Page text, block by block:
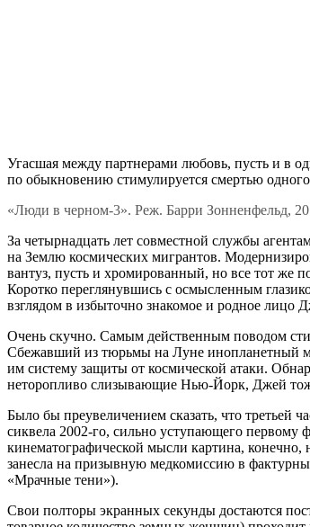
Угасшая между партнерами любовь, пусть и в
по обыкновению стимулируется смертью
«Люди в черном-3». Реж. Барри Зонненфельд,
За четырнадцать лет совместной службы
на Землю космических мигрантов.
вантуз, пусть и хромированный, но все тот же
Коротко переглянувшись с осмысленным
взглядом в избыточно знакомое и родное лицо
Очень скучно. Самым действенным поводом
Сбежавший из тюрьмы на Луне инопланетный
им систему защиты от космической атаки.
неторопливо слизывающие Нью-Йорк, Джей
Было бы преувеличением сказать, что третьей
сиквела 2002-го, сильно уступающего первому
кинематографической мысли картина, конечно,
занесла на призывную медкомиссию в
«Мрачные тени»).
Свои полторы экранных секунды достаются